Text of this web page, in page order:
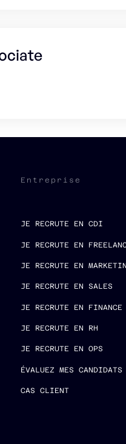
Entreprise
JE RECRUTE EN CDI
JE RECRUTE EN
JE RECRUTE EN
JE RECRUTE EN SALES
JE RECRUTE EN FINANCE
JE RECRUTE EN RH
JE RECRUTE EN OPS
ÉVALUEZ MES CANDIDATS
CAS CLIENT